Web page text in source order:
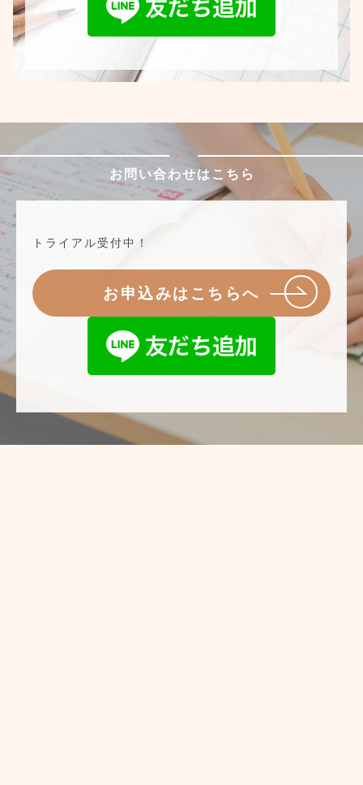
お問い合わせはこちら
トライアル受付中！
お申込みはこちらへ